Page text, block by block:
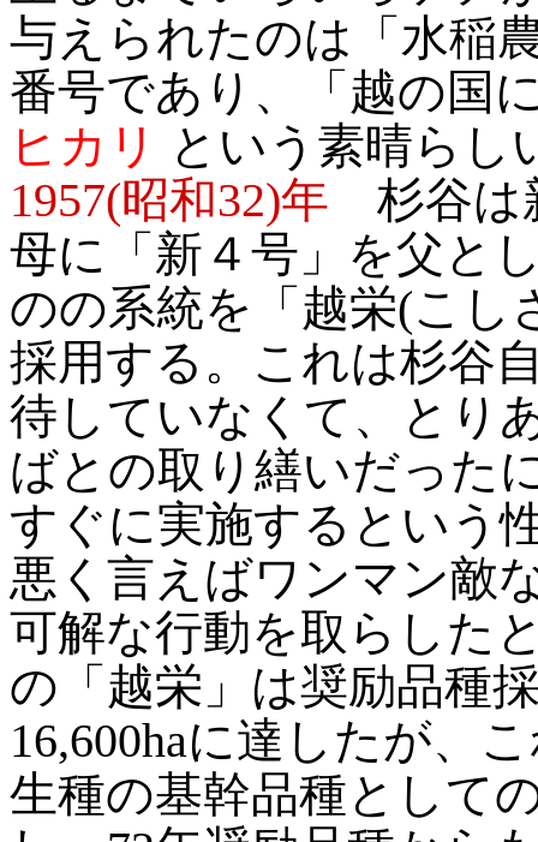
与えられたのは「水稲
番号であり、「越の国
ヒカリ
という素晴らし
1957(昭和32)年 杉谷は
母に「新４号」を父と
のの系統を「越栄(こし
採用する。これは杉谷
待していなくて、とり
ばとの取り繕いだった
すぐに実施するという
悪く言えばワンマン敵
可解な行動を取らした
の「越栄」は奨励品種
16,600haに達したが、
生種の基幹品種として